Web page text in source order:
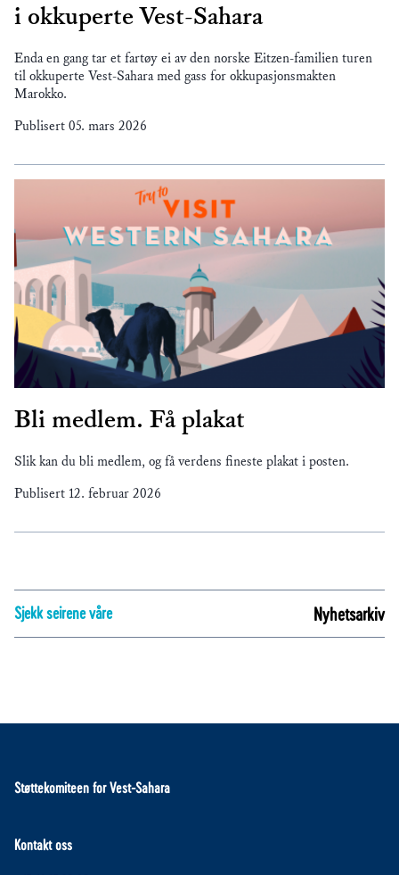
i okkuperte Vest-Sahara
Enda en gang tar et fartøy ei av den norske Eitzen-familien turen
til okkuperte Vest-Sahara med gass for okkupasjonsmakten
Marokko.
Publisert 05. mars 2026
Bli medlem. Få plakat
Slik kan du bli medlem, og få verdens fineste plakat i posten.
Publisert 12. februar 2026
Sjekk seirene våre Nyhetsarkiv
Støttekomiteen for Vest-Sahara
Kontakt oss